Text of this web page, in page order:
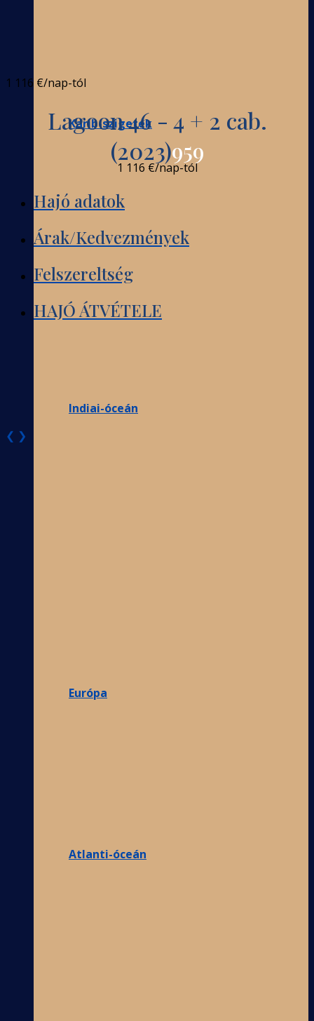
Karib-szigetek
Indiai-óceán
Európa
Atlanti-óceán
1 116 €/nap-tól
Lagoon 46 - 4 + 2 cab.
(2023)959
1 116 €/nap-tól
Hajó adatok
Árak/Kedvezmények
Felszereltség
HAJÓ ÁTVÉTELE
❮ ❯